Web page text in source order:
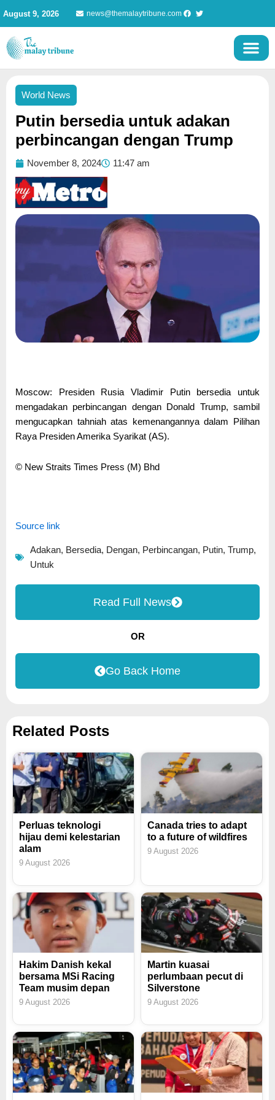
content
August 9, 2026 news@themalaytribune.com
World News
Putin bersedia untuk adakan
perbincangan dengan Trump
November 8, 2024 11:47 am
Moscow: Presiden Rusia Vladimir Putin bersedia untuk
mengadakan perbincangan dengan Donald Trump, sambil
mengucapkan tahniah atas kemenangannya dalam Pilihan
Raya Presiden Amerika Syarikat (AS).
© New Straits Times Press (M) Bhd
Source link
Adakan, Bersedia, Dengan, Perbincangan, Putin, Trump,
Untuk
Read Full News
OR
Go Back Home
Related Posts
Perluas teknologi
hijau demi kelestarian
alam
9 August 2026
Canada tries to adapt
to a future of wildfires
9 August 2026
Hakim Danish kekal
bersama MSi Racing
Team musim depan
9 August 2026
Martin kuasai
perlumbaan pecut di
Silverstone
9 August 2026